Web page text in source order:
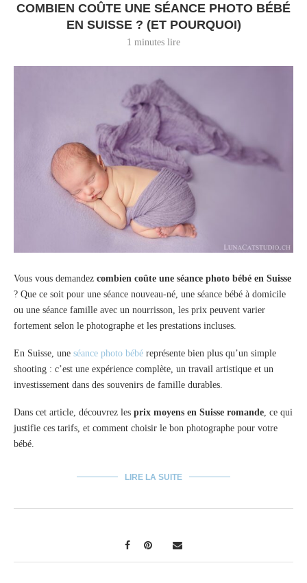
COMBIEN COÛTE UNE SÉANCE PHOTO BÉBÉ
EN SUISSE ? (ET POURQUOI)
1 minutes lire
Vous vous demandez combien coûte une séance photo bébé en Suisse
? Que ce soit pour une séance nouveau-né, une séance bébé à domicile
ou une séance famille avec un nourrisson, les prix peuvent varier
fortement selon le photographe et les prestations incluses.
En Suisse, une séance photo bébé représente bien plus qu’un simple
shooting : c’est une expérience complète, un travail artistique et un
investissement dans des souvenirs de famille durables.
Dans cet article, découvrez les prix moyens en Suisse romande , ce qui
justifie ces tarifs, et comment choisir le bon photographe pour votre
bébé.
LIRE LA SUITE